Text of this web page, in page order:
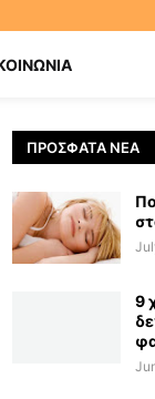
ΠΡΌΣΦΑΤΑ ΝΈΑ
9